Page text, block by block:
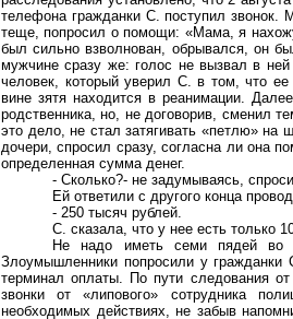
телефона гражданки С. поступил звонок.
теще, попросил о помощи: «Мама, я
был сильно взволнован, обрывался, он
мужчине сразу же: голос не вызвал в ней
человек, который уверил С. в том, что
вине зятя находится в реанимации.
родственника, но, не договорив, сменил
это дело, не стал затягивать «петлю»
дочери, спросил сразу, согласна ли она
определенная сумма денег.
- Сколько?- не задумываясь,
Ей ответили с другого конца
- 250 тысяч рублей.
С. сказала, что у нее есть только
Не надо иметь семи пядей во
Злоумышленники попросили у гражданки
терминал оплаты. По пути следования
звонки от «липового» сотрудника
необходимых действиях, не забыв